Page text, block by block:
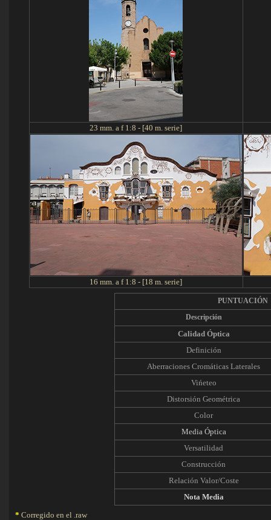
23 mm. a f 1:8 - [40 m. serie]
16 mm. a f 1:8 - [18 m. serie]
PUNTUACIÓN
Descripción
Calidad Óptica
Definición
Aberraciones Cromáticas Laterales
Vińeteo
Distorsión Geométrica
Color
Media Óptica
Versatilidad
Construcción
Relación Valor/Coste
Nota Media
* Corregido en el .raw